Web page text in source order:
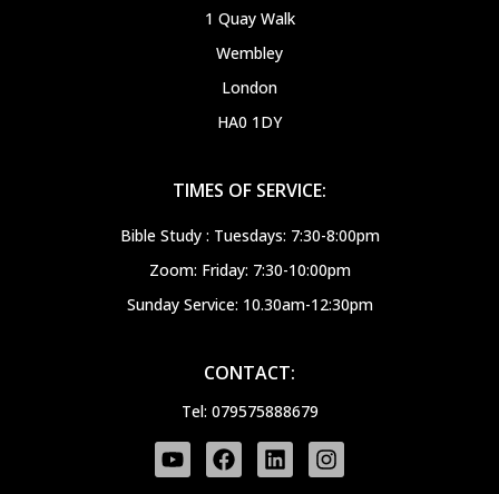
1 Quay Walk
Wembley
London
HA0 1DY
TIMES OF SERVICE:
Bible Study : Tuesdays: 7:30-8:00pm
Zoom: Friday: 7:30-10:00pm
Sunday Service: 10.30am-12:30pm
CONTACT:
Tel: 079575888679